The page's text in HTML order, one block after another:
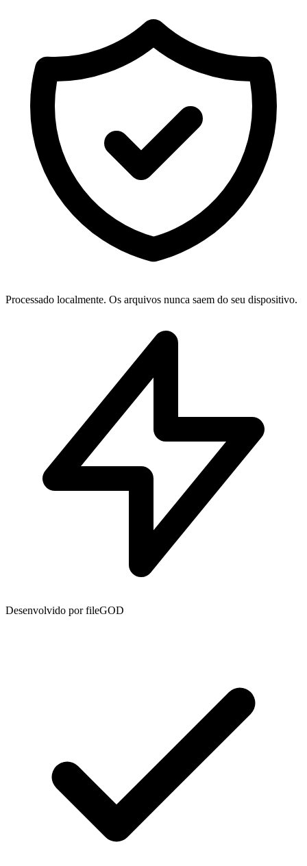
Processado localmente. Os arquivos nunca saem do seu dispositivo.
Desenvolvido por fileGOD